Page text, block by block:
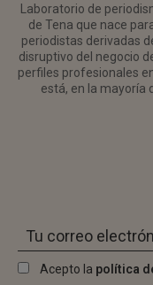
Laboratorio de
de Tena que nace
periodistas derivadas
disruptivo del negocio
perfiles profesionales
está, en la mayoría
Acepto la política